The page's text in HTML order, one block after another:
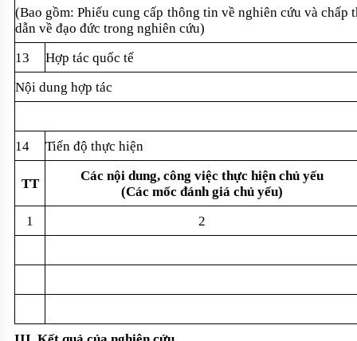
(Bao gồm: Phiếu cung cấp thông tin về nghiên cứu và chấp
dẫn về đạo đức trong nghiên cứu)
13
Hợp tác quốc tế
Nội dung hợp tác
14 Tiến độ thực hiện
TT
Các nội dung, công việc thực hiện chủ yếu
(Các mốc đánh giá chủ yếu)
1
2